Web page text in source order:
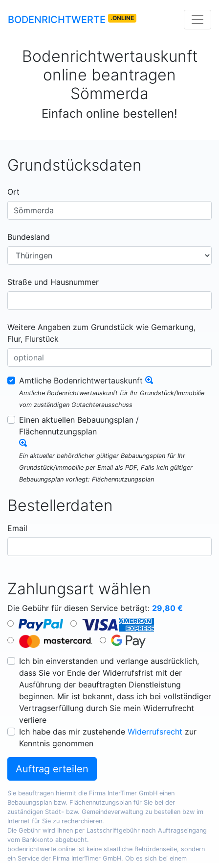
BODENRICHTWERTE .ONLINE
Bodenrichtwertauskunft
online beantragen
Sömmerda
Einfach online bestellen!
Grundstücksdaten
Ort
Bundesland
Straße und Hausnummer
Weitere Angaben zum Grundstück wie Gemarkung,
Flur, Flurstück
Amtliche Bodenrichtwertauskunft
Amtliche Bodenrichtwertauskunft für Ihr Grundstück/Immobilie
vom zuständigen Gutachterausschuss
Einen aktuellen Bebauungsplan /
Flächennutzungsplan
Ein aktueller behördlicher gültiger Bebauungsplan für Ihr
Grundstück/Immobilie per Email als PDF, Falls kein gültiger
Bebauungsplan vorliegt: Flächennutzungsplan
Bestellerdaten
Email
Zahlungsart wählen
Die Gebühr für diesen Service beträgt: 29,80 €
Ich bin einverstanden und verlange ausdrücklich,
dass Sie vor Ende der Widerrufsfrist mit der
Ausführung der beauftragten Dienstleistung
beginnen. Mir ist bekannt, dass ich bei vollständiger
Vertragserfüllung durch Sie mein Widerrufrecht
verliere
Ich habe das mir zustehende Widerrufsrecht zur
Kenntnis genommen
Auftrag erteilen
Sie beauftragen hiermit die Firma InterTimer GmbH einen
Bebauungsplan bzw. Flächennutzungsplan für Sie bei der
zuständigen Stadt- bzw. Gemeindeverwaltung zu bestellen bzw im
Internet für Sie zu recherchieren.
Die Gebühr wird Ihnen per Lastschriftgebühr nach Auftragseingang
vom Bankkonto abgebucht.
bodenrichtwerte.online ist keine staatliche Behördenseite, sondern
ein Service der Firma InterTimer GmbH. Ob es sich bei einem